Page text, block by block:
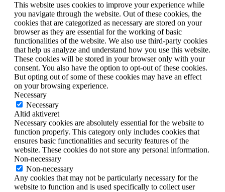
This website uses cookies to improve your experience while
you navigate through the website. Out of these cookies, the
cookies that are categorized as necessary are stored on your
browser as they are essential for the working of basic
functionalities of the website. We also use third-party cookies
that help us analyze and understand how you use this website.
These cookies will be stored in your browser only with your
consent. You also have the option to opt-out of these cookies.
But opting out of some of these cookies may have an effect
on your browsing experience.
Necessary
Necessary
Altid aktiveret
Necessary cookies are absolutely essential for the website to
function properly. This category only includes cookies that
ensures basic functionalities and security features of the
website. These cookies do not store any personal information.
Non-necessary
Non-necessary
Any cookies that may not be particularly necessary for the
website to function and is used specifically to collect user